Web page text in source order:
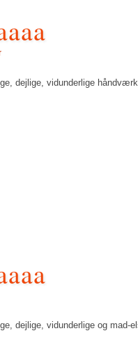
dejlige, vidunderlige
dejlige, vidunderlige og mad-